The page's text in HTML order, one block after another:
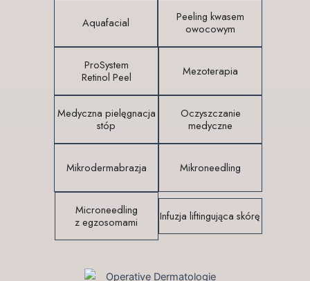
Aquafacial
Peeling kwasem
owocowym
ProSystem
Retinol Peel
Mezoterapia
Medyczna pielęgnacja
stóp
Oczyszczanie
medyczne
Mikrodermabrazja Mikroneedling
Microneedling
z egzosomami
Infuzja liftingująca skórę